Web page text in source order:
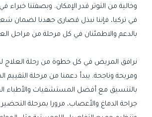
وخالية من التوتر قدر الإمكان. وبصفتنا خبراء
في تركيا، فإننا نبذل قصارى جهدنا لضمان
بالدعم والاطمئنان في كل مرحلة من مراحل
نرافق المريض في كل خطوة من رحلة العلاج
ومريحة وناجحة. يبدأ دعمنا من مرحلة التقييم
بالتنسيق مع أفضل المستشفيات
جراحة الدماغ والأعصاب، مرورا بمرحلة